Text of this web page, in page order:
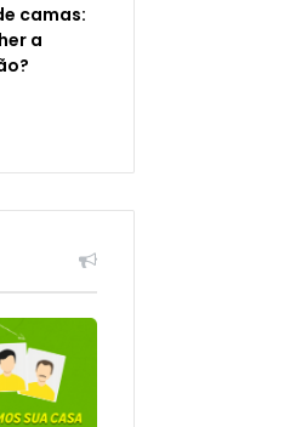
camas:
a